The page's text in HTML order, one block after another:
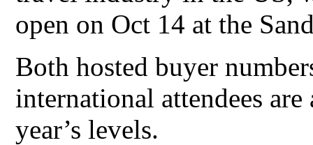
open on Oct 14 at the
Both hosted buyer
international attendees
year’s levels.